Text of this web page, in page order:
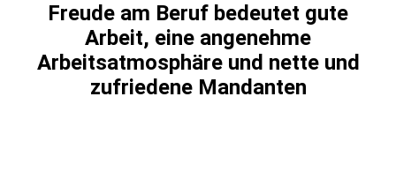
Freude am Beruf bedeutet gute
Arbeit, eine angenehme
Arbeitsatmosphäre und nette und
zufriedene Mandanten